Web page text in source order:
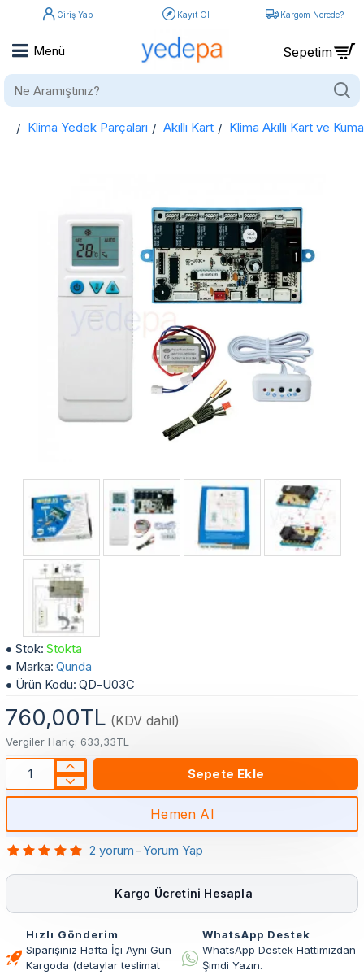
Giriş Yap Kayıt Ol Kargom Nerede?
Ne
home
Klima Yedek Parçaları Akıllı Kart Klima Akıllı Kart ve
Stok: Stokta
Marka: Qunda
Ürün Kodu: QD-U03C
2 yorum - Yorum Yap
760,00TL (KDV dahil)
Vergiler Hariç: 633,33TL
Sepete Ekle
Hemen Al
Kargo Ücretini Hesapla
Hızlı Gönderim
Siparişiniz Hafta İçi Aynı Gün
Kargoda (detaylar teslimat
WhatsApp Destek
WhatsApp Destek Hattımızdan
Şimdi Yazın.